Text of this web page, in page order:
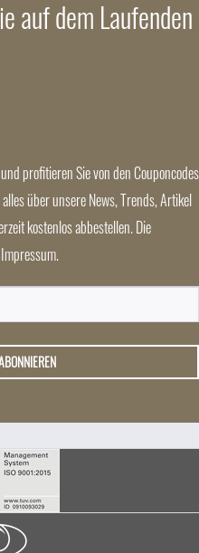
auf dem Laufenden
profitieren Sie von den Couponcodes
über unsere News, Trends, Artikel
kostenlos abbestellen. Die